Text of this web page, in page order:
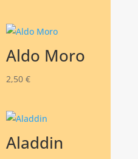
Aldo Moro
2,50 €
Aladdin